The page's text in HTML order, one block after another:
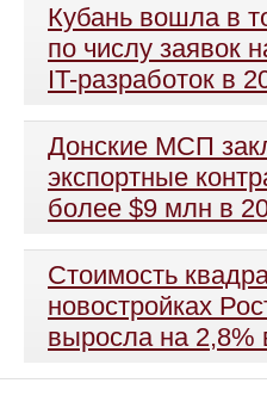
Кубань вошла в
по числу заявок
IT-разработок в
Донские МСП
экспортные
более $9 млн в
Стоимость
новостройках
выросла на 2,8%